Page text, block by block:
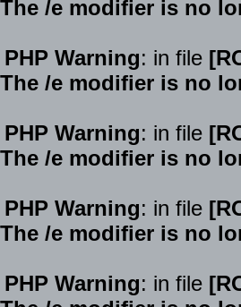
/e modifier is no
Warning: in file
/e modifier is no
Warning: in file
/e modifier is no
Warning: in file
/e modifier is no
Warning: in file